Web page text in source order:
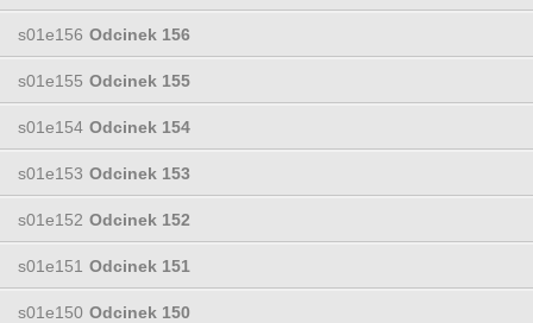
s01e156 Odcinek 156
s01e155 Odcinek 155
s01e154 Odcinek 154
s01e153 Odcinek 153
s01e152 Odcinek 152
s01e151 Odcinek 151
s01e150 Odcinek 150